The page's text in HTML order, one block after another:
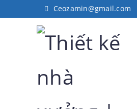
Ceozamin@gmail.com